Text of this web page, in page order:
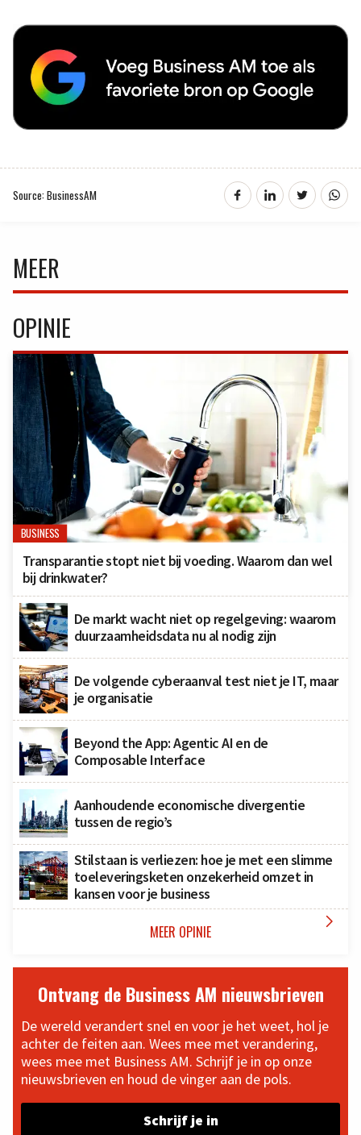
Source: BusinessAM
MEER
OPINIE
BUSINESS
Transparantie stopt niet bij voeding. Waarom dan wel
bij drinkwater?
De markt wacht niet op regelgeving: waarom
duurzaamheidsdata nu al nodig zijn
De volgende cyberaanval test niet je IT, maar
je organisatie
Beyond the App: Agentic AI en de
Composable Interface
Aanhoudende economische divergentie
tussen de regio’s
Stilstaan is verliezen: hoe je met een slimme
toeleveringsketen onzekerheid omzet in
kansen voor je business
MEER OPINIE 
Ontvang de Business AM nieuwsbrieven
De wereld verandert snel en voor je het weet, hol je
achter de feiten aan. Wees mee met verandering,
wees mee met Business AM. Schrijf je in op onze
nieuwsbrieven en houd de vinger aan de pols.
Schrijf je in